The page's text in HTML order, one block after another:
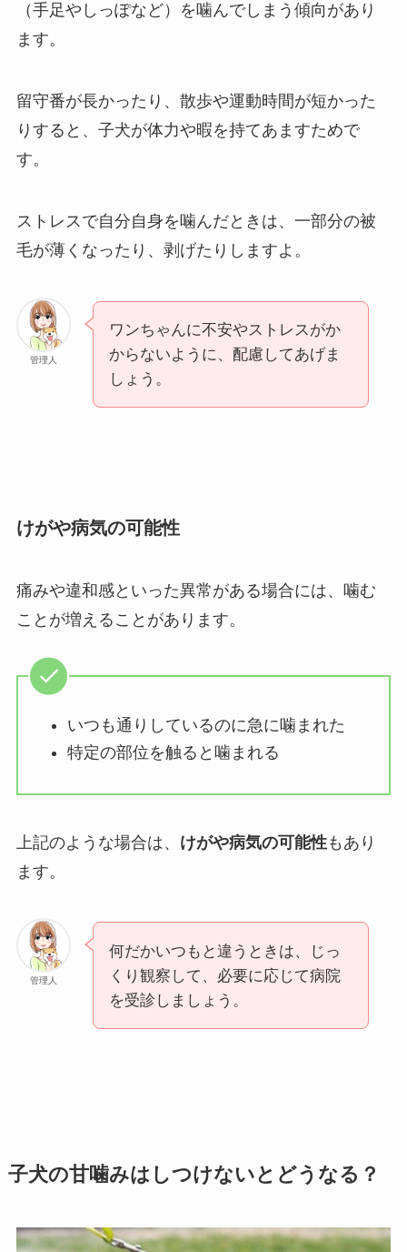
（手足やしっぽなど）を噛んでしまう傾向があり
ます。
留守番が長かったり、散歩や運動時間が短かった
りすると、子犬が体力や暇を持てあますためで
す。
ストレスで自分自身を噛んだときは、一部分の被
毛が薄くなったり、剥げたりしますよ。
管理人
ワンちゃんに不安やストレスがか
からないように、配慮してあげま
しょう。
けがや病気の可能性
痛みや違和感といった異常がある場合には、噛む
ことが増えることがあります。
いつも通りしているのに急に噛まれた
特定の部位を触ると噛まれる
上記のような場合は、 けがや病気の可能性もあり
ます。
管理人
何だかいつもと違うときは、じっ
くり観察して、必要に応じて病院
を受診しましょう。
子犬の甘噛みはしつけないとどうなる？